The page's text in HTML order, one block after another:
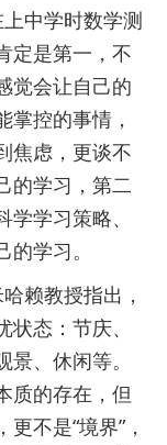
中学时数学测
定是第一，不
觉会让自己的
控的事情，
焦虑，更谈不
的学习，第二
学习策略、
学习。
赖教授指出，
态：节庆、
、休闲等。
质的存在，但
不是“境界”，